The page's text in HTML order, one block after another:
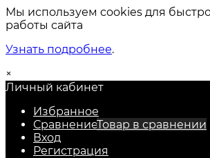
Мы используем cookies для
работы сайта
Узнать подробнее.
×
Личный кабинет
Избранное
СравнениеТовар в сравнении
Вход
Регистрация